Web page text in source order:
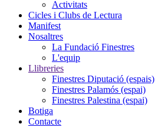
Activitats
Cicles i Clubs de Lectura
Manifest
Nosaltres
La Fundació Finestres
L'equip
Llibreries
Finestres Diputació (espais)
Finestres Palamós (espai)
Finestres Palestina (espai)
Botiga
Contacte